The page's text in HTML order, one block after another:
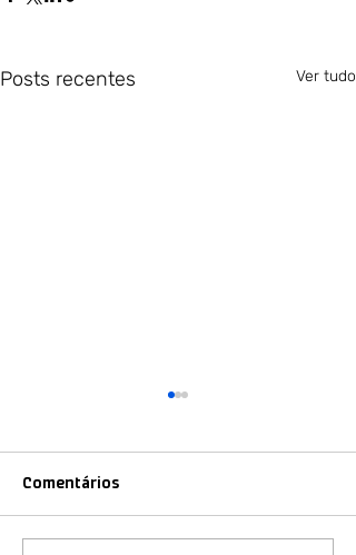
Posts recentes Ver tudo
Comentários